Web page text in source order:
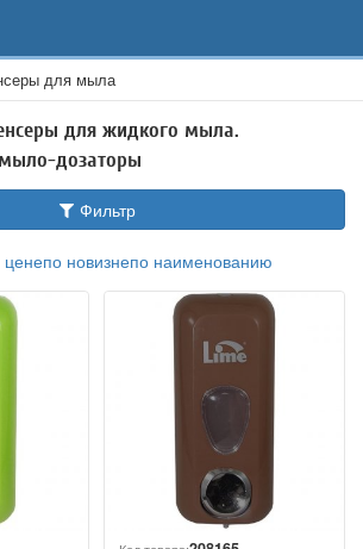
для мыла
для жидкого мыла.
дозаторы
Фильтр
ценепо новизнепо наименованию